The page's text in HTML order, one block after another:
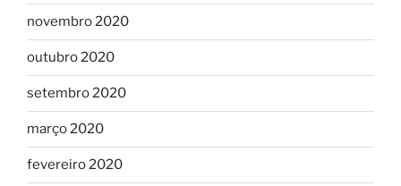
novembro 2020
outubro 2020
setembro 2020
março 2020
fevereiro 2020